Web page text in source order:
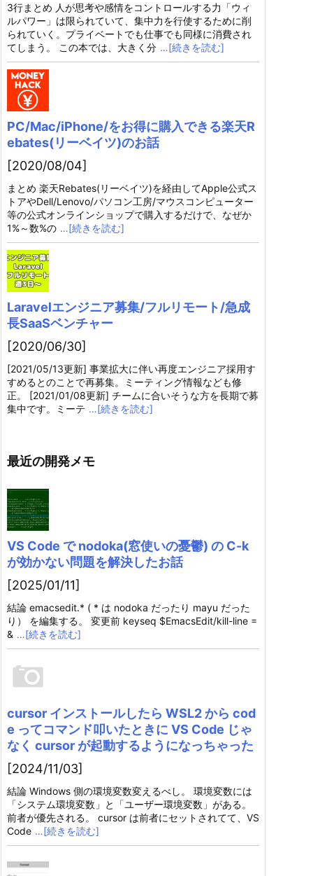
3行まとめ 人が思考や感情をコントロールする力「ウィ
ルパワー」は限られていて、集中力を行使するために削
られていく。プライベートでも仕事でも同様に消費され
てしまう。 この本では、大きく分 …[続きを読む]
PC/Mac/iPhone/をお得に購入できる楽天R
ebates(リーベイツ)のお話
[2020/08/04]
まとめ 楽天Rebates(リーベイツ)を経由してApple公式ス
トアやDell/Lenovo/パソコン工房/マウスコンピューター
等の公式オンラインショップで購入するだけで、なぜか
1%～数%の …[続きを読む]
Laravelエンジニア募集/フルリモート/急成
長SaaSベンチャー
[2020/06/30]
[2021/05/13更新] 事業拡大に伴い再度エンジニア採用す
すめるとのことで再募集。ミーティング情報なども修
正。 [2021/01/08更新] チームに合いそうな方を長期で募
集中です。ミーテ …[続きを読む]
最近の開発メモ
VS Code で nodoka(窓使いの憂鬱) の C-k
が効かない問題を解決したお話
[2025/01/11]
結論 emacsedit.* ( * は nodoka だったり mayu だった
り） を編集する。 変更前 keyseq $EmacsEdit/kill-line =
& …[続きを読む]
cursor インストールしたら WSL2 から cod
e ってコマンド叩いたときに VS Code じゃ
なく cursor が起動するようになっちゃった
[2024/11/03]
結論 Windows 側の環境変数変えるべし。 環境変数には
「システム環境変数」と「ユーザー環境変数」がある。
前者が優先される。 cursor は前者にセットされてて、VS
Code …[続きを読む]